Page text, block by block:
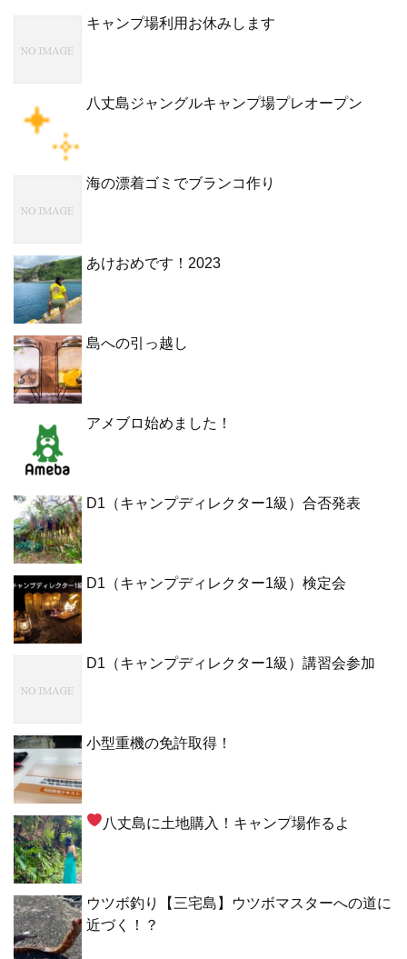
キャンプ場利用お休みします
八丈島ジャングルキャンプ場プレオープン
海の漂着ゴミでブランコ作り
あけおめです！2023
島への引っ越し
アメブロ始めました！
D1（キャンプディレクター1級）合否発表
D1（キャンプディレクター1級）検定会
D1（キャンプディレクター1級）講習会参加
小型重機の免許取得！
八丈島に土地購入！キャンプ場作るよ
ウツボ釣り【三宅島】ウツボマスターへの道に
近づく！？